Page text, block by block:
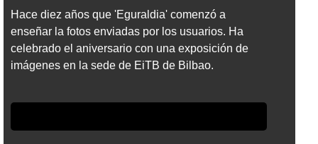
Hace diez años que 'Eguraldia' comenzó a
enseñar la fotos enviadas por los usuarios. Ha
celebrado el aniversario con una exposición de
imágenes en la sede de EiTB de Bilbao.